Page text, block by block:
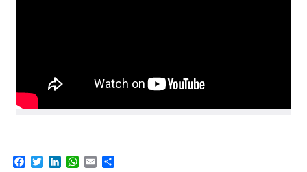
Facebook
TwitterLinkedIn
WhatsApp
Email